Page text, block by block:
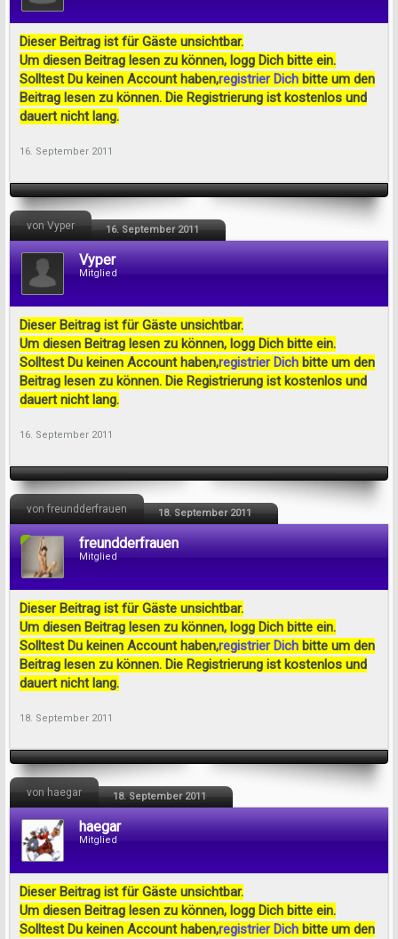
Dieser Beitrag ist für Gäste unsichtbar.
Um diesen Beitrag lesen zu können, logg Dich bitte ein.
Solltest Du keinen Account haben,registrier Dich bitte um den
Beitrag lesen zu können. Die Registrierung ist kostenlos und
dauert nicht lang.
16. September 2011
von Vyper 16. September 2011
Vyper
Mitglied
Dieser Beitrag ist für Gäste unsichtbar.
Um diesen Beitrag lesen zu können, logg Dich bitte ein.
Solltest Du keinen Account haben,registrier Dich bitte um den
Beitrag lesen zu können. Die Registrierung ist kostenlos und
dauert nicht lang.
16. September 2011
von freundderfrauen 18. September 2011
freundderfrauen
Mitglied
Dieser Beitrag ist für Gäste unsichtbar.
Um diesen Beitrag lesen zu können, logg Dich bitte ein.
Solltest Du keinen Account haben,registrier Dich bitte um den
Beitrag lesen zu können. Die Registrierung ist kostenlos und
dauert nicht lang.
18. September 2011
von haegar 18. September 2011
haegar
Mitglied
Dieser Beitrag ist für Gäste unsichtbar.
Um diesen Beitrag lesen zu können, logg Dich bitte ein.
Solltest Du keinen Account haben,registrier Dich bitte um den